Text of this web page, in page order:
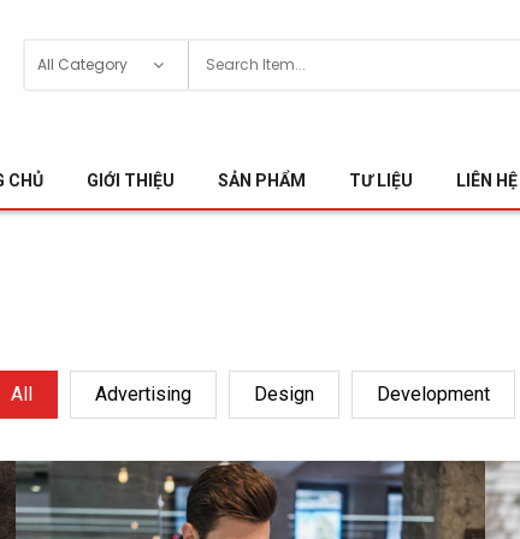
CHỦ GIỚI THIỆU SẢN PHẨM TƯ LIỆU LIÊN HỆ
All Advertising Design Development